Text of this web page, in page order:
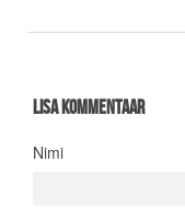
Lisa kommentaar
Nimi